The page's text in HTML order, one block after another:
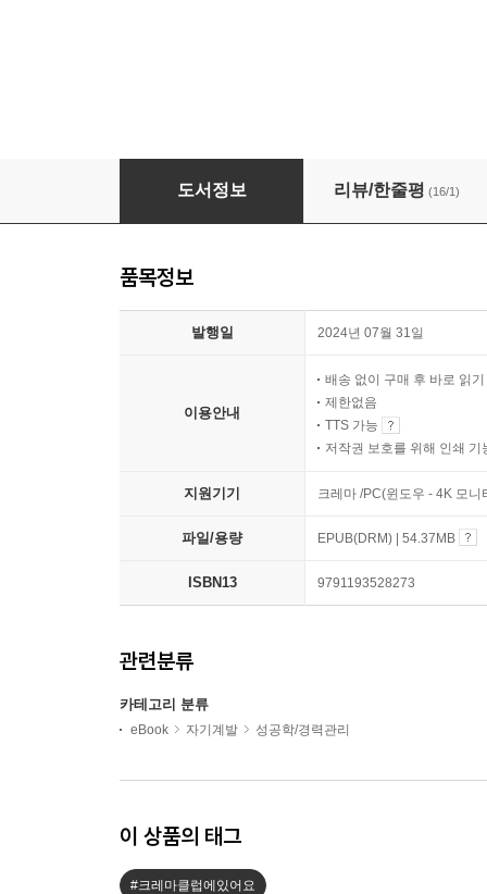
관계 면역력을 키우는 어른의 소통법
도서정보 리뷰/한줄평 (16/1)
품목정보
발행일 2024년 07월 31일
이용안내
배송 없이 구매 후 바로 읽기
제한없음
TTS 가능
저작권 보호를 위해 인쇄 기
지원기기 크레마 /PC(윈도우 - 4K 모
파일/용량 EPUB(DRM) | 54.37MB
ISBN13 9791193528273
관련분류
카테고리 분류
eBook 자기계발 성공학/경력관리
이 상품의 태그
#크레마클럽에있어요